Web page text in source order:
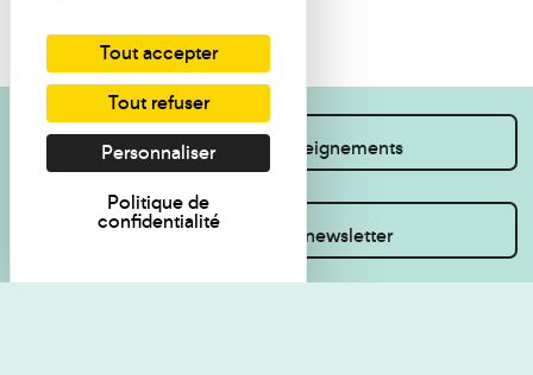
Je souhaite des renseignements
Inscrivez-vous à la newsletter
Tout accepter
Tout refuser
Personnaliser
Politique de
confidentialité